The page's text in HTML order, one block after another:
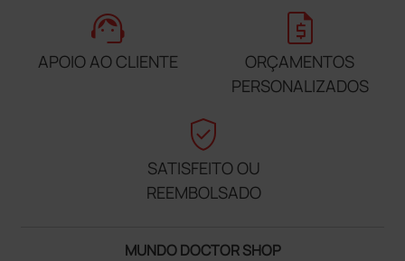
support_agent
APOIO AO CLIENTE
request_quote
ORÇAMENTOS
PERSONALIZADOS
verified_user
SATISFEITO OU
REEMBOLSADO
MUNDO DOCTOR SHOP